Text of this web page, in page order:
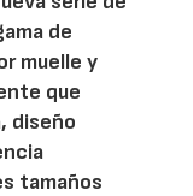
de
muelle y
que
diseño
tamaños